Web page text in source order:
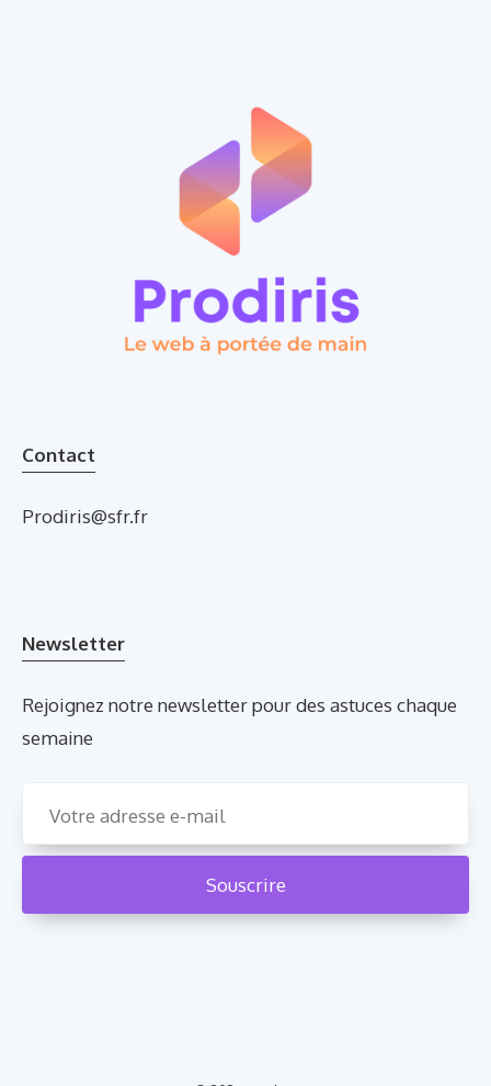
Contact
Prodiris@sfr.fr
Newsletter
Rejoignez notre newsletter pour des astuces chaque
semaine